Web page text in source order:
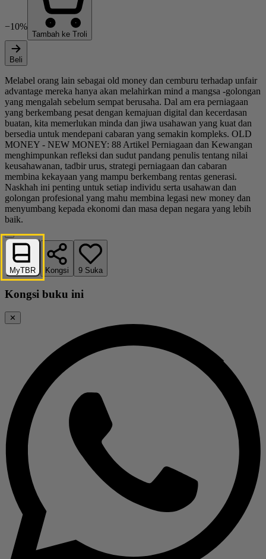
−10%
Tambah ke Troli
Beli
Melabel orang lain sebagai old money dan cemburu terhadap unfair
advantage mereka hanya akan melahirkan mind a mangsa -golongan
yang mengalah sebelum sempat berusaha. Dal am era perniagaan
yang berkembang pesat dengan kemajuan digital dan kecerdasan
buatan, kita memerlukan minda dan jiwa usahawan yang kuat dan
bersedia untuk mendepani cabaran yang semakin kompleks. OLD
MONEY - NEW MONEY: 88 Artikel Perniagaan dan Kewangan
menghimpunkan refleksi dan sudut pandang penulis tentang nilai
keusahawanan, tadbir urus, strategi perniagaan dan cabaran
membina kekayaan yang mampu berkembang rentas generasi.
Naskhah ini penting untuk setiap individu serta usahawan dan
golongan profesional yang mahu membina legasi new money dan
menyumbang kepada ekonomi dan masa depan negara yang lebih
baik.
MyTBR Kongsi 9 Suka
Kongsi buku ini
✕